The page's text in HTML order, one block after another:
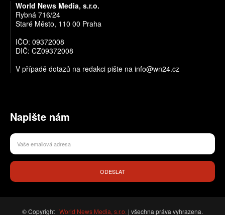
World News Media, s.r.o.
Rybná 716/24
Staré Město, 110 00 Praha
IČO: 09372008
DIČ: CZ09372008
V případě dotazů na redakci pište na info@wn24.cz
Napište nám
ODESLAT
© Copyright | World News Media, s.r.o. | všechna práva vyhrazena.